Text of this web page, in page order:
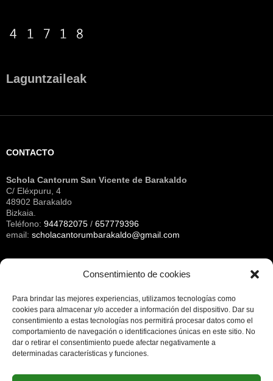
Consentimiento de cookies
Para brindar las mejores experiencias, utilizamos tecnologías como
cookies para almacenar y/o acceder a información del dispositivo. Dar su
consentimiento a estas tecnologías nos permitirá procesar datos como el
comportamiento de navegación o identificaciones únicas en este sitio. No
dar o retirar el consentimiento puede afectar negativamente a
determinadas características y funciones.
Laguntzaileak
CONTACTO
Schola Cantorum San Vicente de Barakaldo
C/ Eléxpuru, 4
48902 Barakaldo
Bizkaia.
Teléfono: 944782075 / 657779396
email: scholacantorumbarakaldo@gmail.com
NOTA LEGAL